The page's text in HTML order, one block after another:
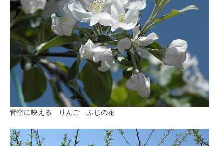
青空に映える りんご ふじの花